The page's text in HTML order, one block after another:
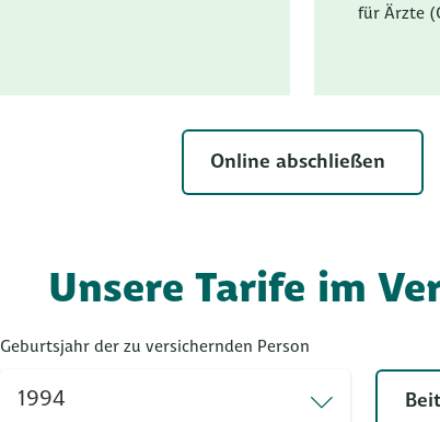
für Ärzte
Online abschließen
Unsere Tarife im
Geburtsjahr der zu versichernden Person